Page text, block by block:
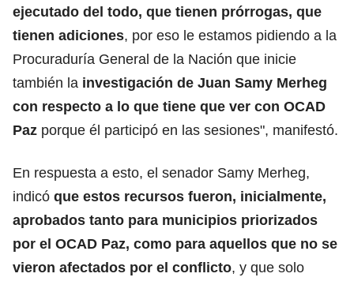
ejecutado del todo, que tienen prórrogas, que
tienen adiciones, por eso le estamos pidiendo a la
Procuraduría General de la Nación que inicie
también la investigación de Juan Samy Merheg
con respecto a lo que tiene que ver con OCAD
Paz porque él participó en las sesiones", manifestó.
En respuesta a esto, el senador Samy Merheg,
indicó que estos recursos fueron, inicialmente,
aprobados tanto para municipios priorizados
por el OCAD Paz, como para aquellos que no se
vieron afectados por el conflicto, y que solo